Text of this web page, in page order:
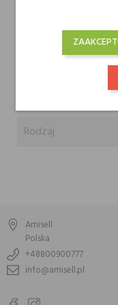
Pojemność
Rodzaj
Amisell
Polska
+48800900777
info@amisell.pl